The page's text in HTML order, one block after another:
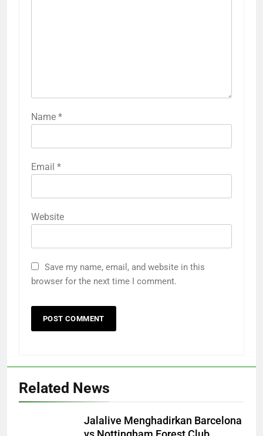
Name *
Email *
Website
Save my name, email, and website in this
browser for the next time I comment.
Related News
Jalalive Menghadirkan Barcelona